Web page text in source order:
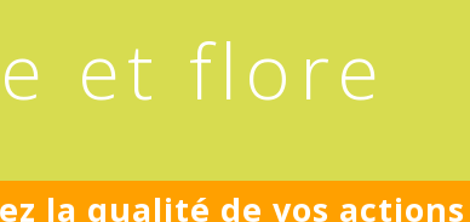
et flore
la qualité de vos